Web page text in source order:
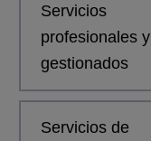
Servicios
profesionales y
gestionados
Servicios de